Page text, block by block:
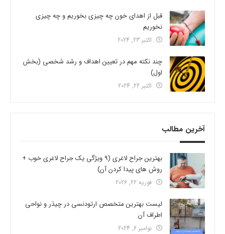
قبل از اهدای خون چه چیزی بخوریم و چه چیزی
نخوریم
اکتبر 23, 2024
چند نکته مهم در تعیین اهداف و رشد شخصی (بخش
اول)
اکتبر 22, 2024
آخرین مطالب
بهترین جراح لاغری (9 ویژگی یک جراح لاغری خوب +
روش های پیدا کردن آن)
فوریه 22, 2026
لیست بهترین متخصص ارتودنسی در چیذر و نواحی
اطراف آن
نوامبر 6, 2024